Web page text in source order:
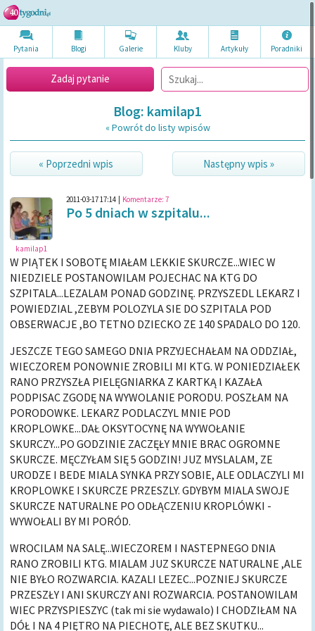
Pytania Blogi Galerie Kluby Artykuły Poradniki
Zadaj pytanie
Blog: kamilap1
« Powrót do listy wpisów
« Poprzedni wpis Następny wpis »
kamilap1
2011-03-17 17:14 Komentarze: 7
Po 5 dniach w szpitalu...
W PIĄTEK I SOBOTĘ MIAŁAM LEKKIE SKURCZE...WIEC W
NIEDZIELE POSTANOWILAM POJECHAC NA KTG DO
SZPITALA...LEZALAM PONAD GODZINĘ. PRZYSZEDL LEKARZ I
POWIEDZIAL ,ZEBYM POLOZYLA SIE DO SZPITALA POD
OBSERWACJE ,BO TETNO DZIECKO ZE 140 SPADALO DO 120.
JESZCZE TEGO SAMEGO DNIA PRZYJECHAŁAM NA ODDZIAŁ,
WIECZOREM PONOWNIE ZROBILI MI KTG. W PONIEDZIAŁEK
RANO PRZYSZŁA PIELĘGNIARKA Z KARTKĄ I KAZAŁA
PODPISAC ZGODĘ NA WYWOLANIE PORODU. POSZŁAM NA
PORODOWKE. LEKARZ PODLACZYL MNIE POD
KROPLOWKE...DAŁ OKSYTOCYNĘ NA WYWOŁANIE
SKURCZY...PO GODZINIE ZACZĘŁY MNIE BRAC OGROMNE
SKURCZE. MĘCZYŁAM SIĘ 5 GODZIN! JUZ MYSLALAM, ZE
URODZE I BEDE MIALA SYNKA PRZY SOBIE, ALE ODLACZYLI MI
KROPLOWKE I SKURCZE PRZESZLY. GDYBYM MIALA SWOJE
SKURCZE NATURALNE PO ODŁĄCZENIU KROPLÓWKI -
WYWOŁALI BY MI PORÓD.
WROCILAM NA SALĘ...WIECZOREM I NASTEPNEGO DNIA
RANO ZROBILI KTG. MIALAM JUZ SKURCZE NATURALNE ,ALE
NIE BYŁO ROZWARCIA. KAZALI LEZEC...POZNIEJ SKURCZE
PRZESZŁY I ANI SKURCZY ANI ROZWARCIA. POSTANOWILAM
WIEC PRZYSPIESZYC (tak mi sie wydawalo) I CHODZIŁAM NA
DÓŁ I NA 4 PIĘTRO NA PIECHOTĘ, ALE BEZ SKUTKU...